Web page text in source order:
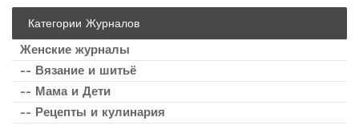
Категории Журналов
Женские журналы
-- Вязание и шитьё
-- Мама и Дети
-- Рецепты и кулинария